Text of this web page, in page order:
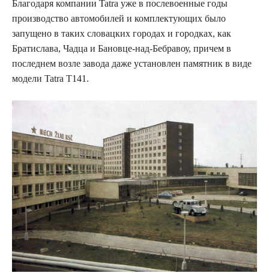
Благодаря компании Tatra уже в послевоенные годы
производство автомобилей и комплектующих было
запущено в таких словацких городах и городках, как
Братислава, Чадца и Бановце-над-Бебравоу, причем в
последнем возле завода даже установлен памятник в виде
модели Tatra T141.